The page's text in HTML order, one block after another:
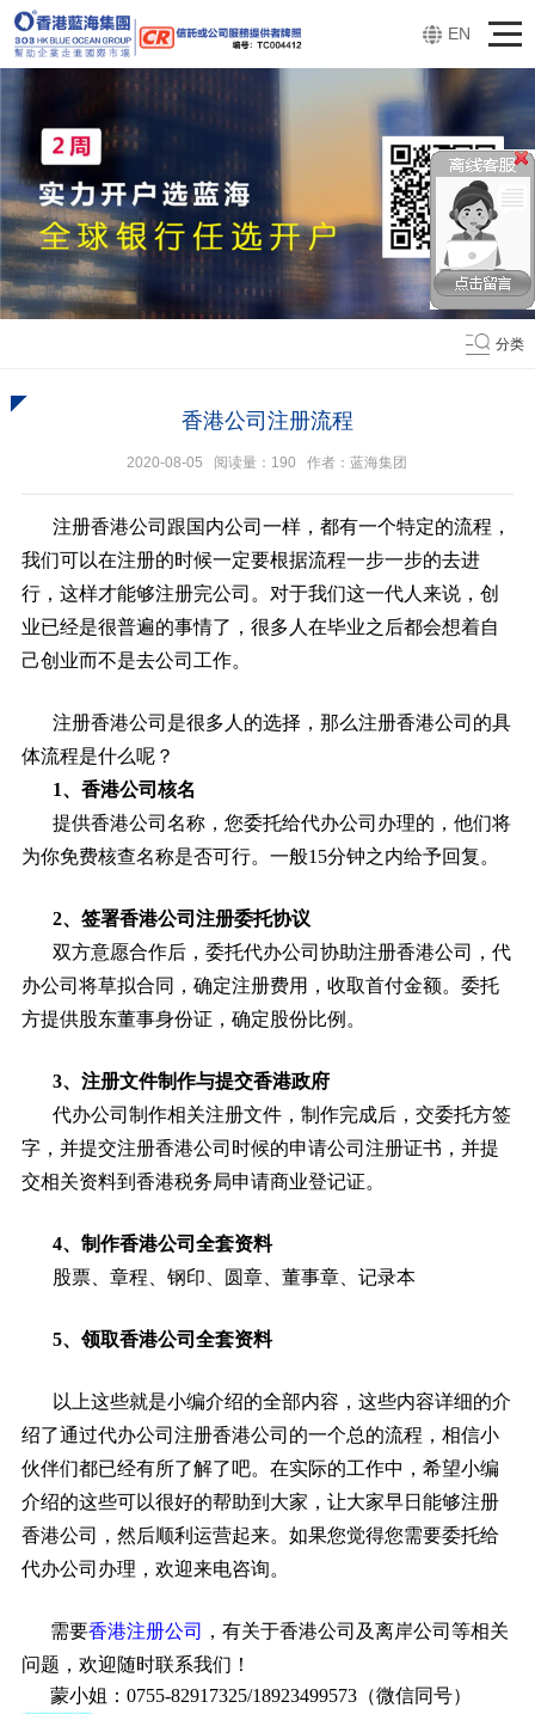
EN
分类
香港公司注册流程
2020-08-05 阅读量： 190 作者：蓝海集团
注册香港公司跟国内公司一样，都有一个特定的流程，
我们可以在注册的时候一定要根据流程一步一步的去进
行，这样才能够注册完公司。对于我们这一代人来说，创
业已经是很普遍的事情了，很多人在毕业之后都会想着自
己创业而不是去公司工作。
注册香港公司是很多人的选择，那么注册香港公司的具
体流程是什么呢？
1、香港公司核名
提供香港公司名称，您委托给代办公司办理的，他们将
为你免费核查名称是否可行。一般15分钟之内给予回复。
2、签署香港公司注册委托协议
双方意愿合作后，委托代办公司协助注册香港公司，代
办公司将草拟合同，确定注册费用，收取首付金额。委托
方提供股东董事身份证，确定股份比例。
3、注册文件制作与提交香港政府
代办公司制作相关注册文件，制作完成后，交委托方签
字，并提交注册香港公司时候的申请公司注册证书，并提
交相关资料到香港税务局申请商业登记证。
4、制作香港公司全套资料
股票、章程、钢印、圆章、董事章、记录本
5、领取香港公司全套资料
以上这些就是小编介绍的全部内容，这些内容详细的介
绍了通过代办公司注册香港公司的一个总的流程，相信小
伙伴们都已经有所了解了吧。在实际的工作中，希望小编
介绍的这些可以很好的帮助到大家，让大家早日能够注册
香港公司，然后顺利运营起来。如果您觉得您需要委托给
代办公司办理，欢迎来电咨询。
需要香港注册公司
，有关于香港公司及离岸公司等相关
问题，欢迎随时联系我们！
蒙小姐：0755-82917325/18923499573（微信同号）